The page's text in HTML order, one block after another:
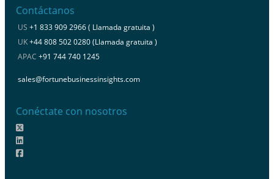
Contáctanos
US +1 833 909 2966 ( Llamada gratuita )
UK+44 808 502 0280 (Llamada gratuita )
APAC +91 744 740 1245
sales@fortunebusinessinsights.com
Conéctate con nosotros